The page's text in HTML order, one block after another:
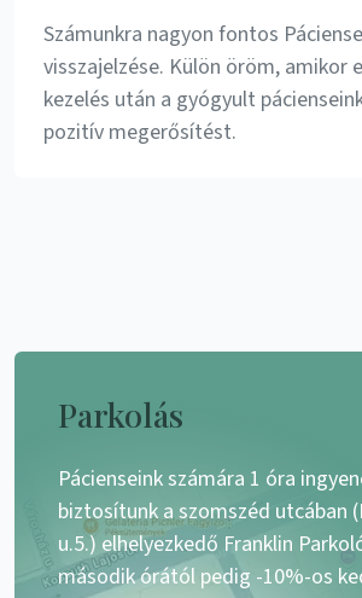
Számunkra nagyon fontos
visszajelzése. Külön öröm, amikor
kezelés után a gyógyult
pozitív megerősítést.
Parkolás
Pácienseink számára 1 óra
biztosítunk a szomszéd utcában
u.5.) elhelyezkedő Franklin
második órától pedig -10%-os